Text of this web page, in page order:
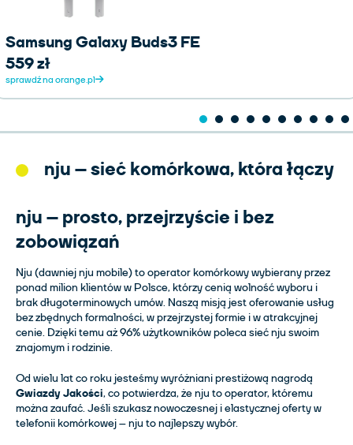
Samsung Galaxy Buds3 FE
559 zł
sprawdź na orange.pl
nju – sieć komórkowa, która łączy
nju – prosto, przejrzyście i bez
zobowiązań
Nju (dawniej nju mobile) to operator komórkowy wybierany przez
ponad milion klientów w Polsce, którzy cenią wolność wyboru i
brak długoterminowych umów. Naszą misją jest oferowanie usług
bez zbędnych formalności, w przejrzystej formie i w atrakcyjnej
cenie. Dzięki temu aż 96% użytkowników poleca sieć nju swoim
znajomym i rodzinie.
Od wielu lat co roku jesteśmy wyróżniani prestiżową nagrodą
Gwiazdy Jakości, co potwierdza, że nju to operator, któremu
można zaufać. Jeśli szukasz nowoczesnej i elastycznej oferty w
telefonii komórkowej – nju to najlepszy wybór.